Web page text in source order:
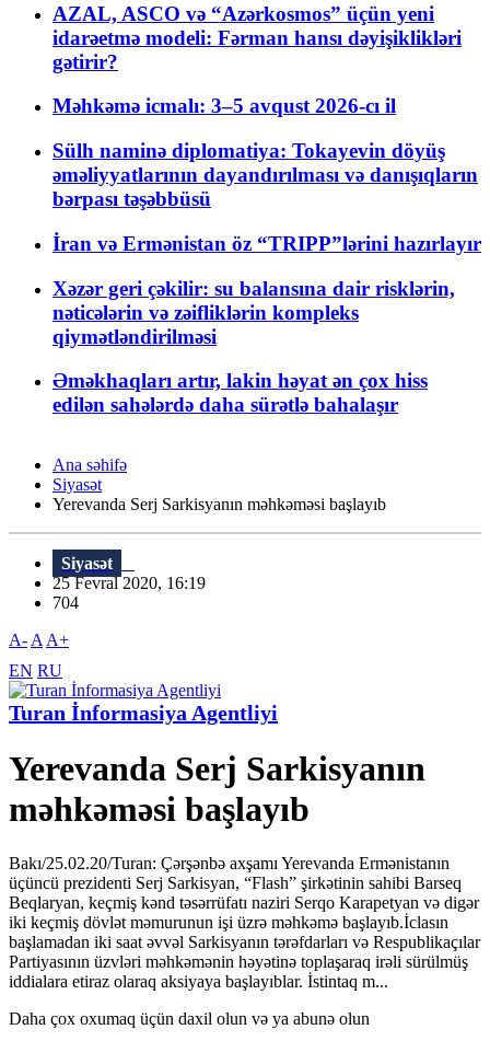
AZAL, ASCO və “Azərkosmos” üçün yeni
idarəetmə modeli: Fərman hansı dəyişiklikləri
gətirir?
Məhkəmə icmalı: 3–5 avqust 2026-cı il
Sülh naminə diplomatiya: Tokayevin döyüş
əməliyyatlarının dayandırılması və danışıqların
bərpası təşəbbüsü
İran və Ermənistan öz “TRIPP”lərini hazırlayır
Xəzər geri çəkilir: su balansına dair risklərin,
nəticələrin və zəifliklərin kompleks
qiymətləndirilməsi
Əməkhaqları artır, lakin həyat ən çox hiss
edilən sahələrdə daha sürətlə bahalaşır
Ana səhifə
Siyasət
Yerevanda Serj Sarkisyanın məhkəməsi başlayıb
Siyasət
25 Fevral 2020, 16:19
704
A- A A+
EN RU
Turan İnformasiya Agentliyi
Yerevanda Serj Sarkisyanın
məhkəməsi başlayıb
Bakı/25.02.20/Turan: Çərşənbə axşamı Yerevanda Ermənistanın
üçüncü prezidenti Serj Sarkisyan, “Flash” şirkətinin sahibi Barseq
Beqlaryan, keçmiş kənd təsərrüfatı naziri Serqo Karapetyan və digər
iki keçmiş dövlət məmurunun işi üzrə məhkəmə başlayıb.İclasın
başlamadan iki saat əvvəl Sarkisyanın tərəfdarları və Respublikaçılar
Partiyasının üzvləri məhkəmənin həyətinə toplaşaraq irəli sürülmüş
iddialara etiraz olaraq aksiyaya başlayıblar. İstintaq m...
Daha çox oxumaq üçün daxil olun və ya abunə olun